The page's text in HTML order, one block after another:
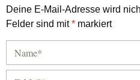
Deine E-Mail-Adresse wird
Felder sind mit* markiert